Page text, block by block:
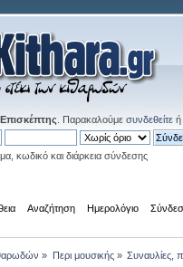
Επισκέπτης . Παρακαλούμε συνδεθείτε ή
κωδικό και διάρκεια σύνδεσης
Αναζήτηση Ημερολόγιο
» Περι μουσικής» Συναυλίες,